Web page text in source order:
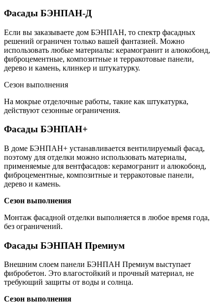
Фасады БЭНПАН-Д
Если вы заказываете дом БЭНПАН, то спектр фасадных
решений ограничен только вашей фантазией. Можно
использовать любые материалы: керамогранит и алюкобонд,
фиброцементные, композитные и терракотовые панели,
дерево и камень, клинкер и штукатурку.
Сезон выполнения
На мокрые отделочные работы, такие как штукатурка,
действуют сезонные ограничения.
Фасады БЭНПАН+
В доме БЭНПАН+ устанавливается вентилируемый фасад,
поэтому для отделки можно использовать материалы,
применяемые для вентфасадов: керамогранит и алюкобонд,
фиброцементные, композитные и терракотовые панели,
дерево и камень.
Сезон выполнения
Монтаж фасадной отделки выполняется в любое время года,
без ограничений.
Фасады БЭНПАН Премиум
Внешним слоем панели БЭНПАН Премиум выступает
фибробетон. Это влагостойкий и прочный материал, не
требующий защиты от воды и солнца.
Сезон выполнения